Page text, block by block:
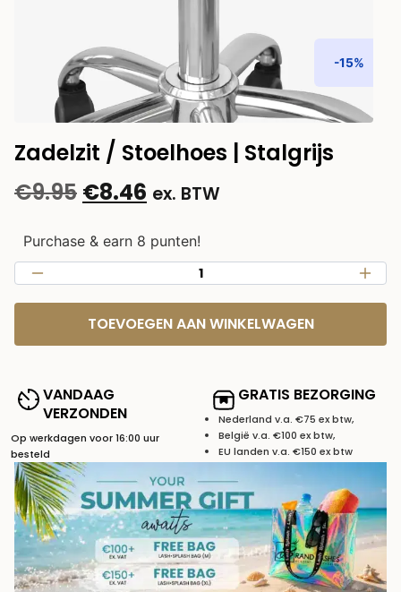
-15%
Zadelzit / Stoelhoes | Stalgrijs
€9.95 €8.46 ex. BTW
Purchase & earn 8 punten!
TOEVOEGEN AAN WINKELWAGEN
VANDAAG
VERZONDEN
Op werkdagen voor 16:00 uur
besteld
GRATIS BEZORGING
Nederland v.a. €75 ex btw,
België v.a. €100 ex btw,
EU landen v.a. €150 ex btw